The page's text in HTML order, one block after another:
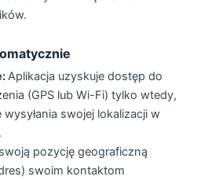
Aplikacja uzyskuje dostęp do
(GPS lub Wi-Fi) tylko wtedy,
swojej lokalizacji w
pozycję geograficzną
swoim kontaktom